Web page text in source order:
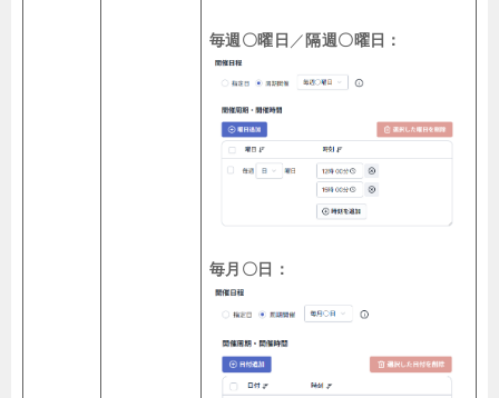
毎週〇曜日 ／ 隔週〇曜日：
毎月〇日：